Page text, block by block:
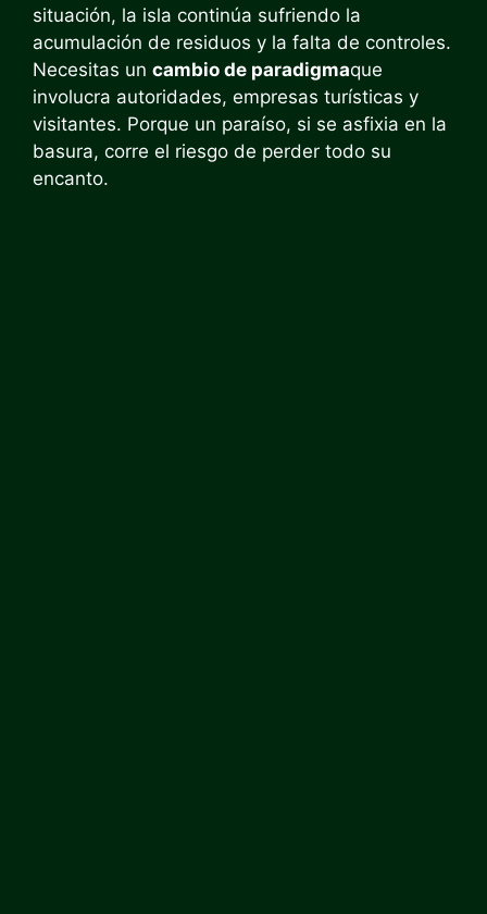
situación, la isla continúa sufriendo la
acumulación de residuos y la falta de controles.
Necesitas un cambio de paradigmaque
involucra autoridades, empresas turísticas y
visitantes. Porque un paraíso, si se asfixia en la
basura, corre el riesgo de perder todo su
encanto.